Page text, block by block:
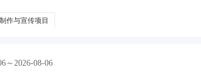
作与宣传项目
～2026-08-06